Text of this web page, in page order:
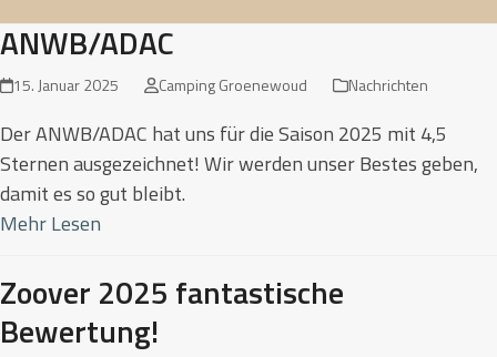
ANWB/ADAC
15. Januar 2025 Camping Groenewoud Nachrichten
Der ANWB/ADAC hat uns für die Saison 2025 mit 4,5
Sternen ausgezeichnet! Wir werden unser Bestes geben,
damit es so gut bleibt.
Mehr Lesen
Zoover 2025 fantastische
Bewertung!